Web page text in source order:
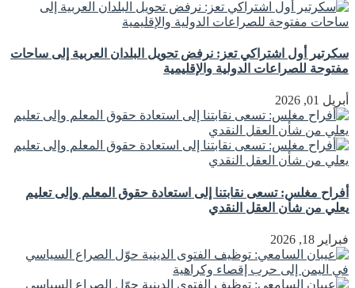
سكرتير أول اشتراكي تعز: نرفض تحويل البلدان العربية إلى ساحات
مفتوحة للصراعات الدولية والإقليمية
أبريل 01, 2026
أفراح مغلس: تسعى نقابتنا إلى استعادة حقوق المعلم وإلى تعليم
يعلي من شأن العقل النقدي
فبراير 18, 2026